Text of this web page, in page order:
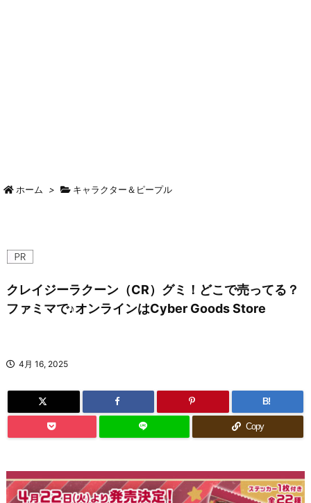
ホーム > キャラクター＆ピープル
クレイジーラクーン（CR）グミ！どこで売ってる？
ファミマで♪オンラインはCyber Goods Store
4月 16, 2025
B!
Copy